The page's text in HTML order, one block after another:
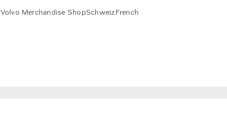
Volvo Merchandise ShopSchweizFrench